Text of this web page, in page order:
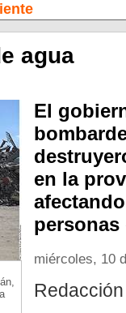
agua
El
en la
personas
miércoles, 10
Redacción